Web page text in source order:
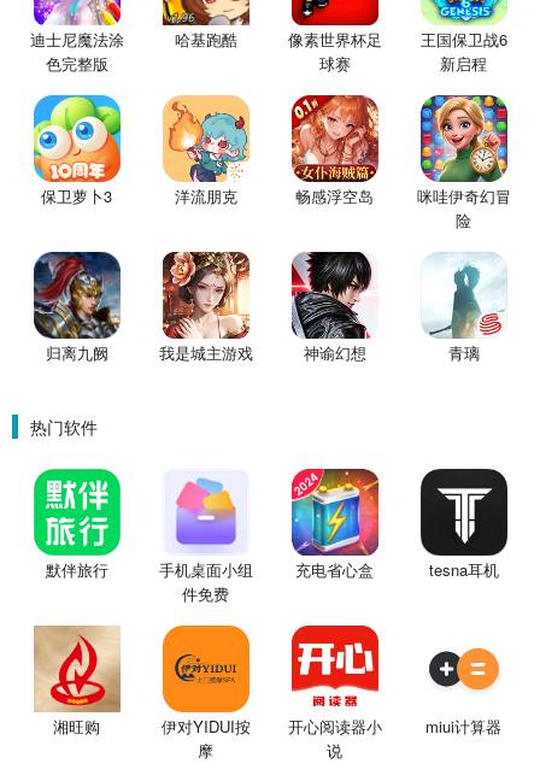
迪士尼魔法涂
色完整版
哈基跑酷
像素世界杯足
球赛
王国保卫战6
新启程
保卫萝卜3 洋流朋克 畅感浮空岛
咪哇伊奇幻冒
险
归离九阙 我是城主游戏 神谕幻想 青璃
热门软件
默伴旅行
手机桌面小组
件免费
充电省心盒 tesna耳机
湘旺购
伊对YIDUI按
摩
开心阅读器小
说
miui计算器